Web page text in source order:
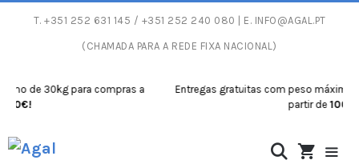
T. +351 252 631 145 / +351 252 240 080 | E. INFO@AGAL.PT
(CHAMADA PARA A REDE FIXA NACIONAL)
de 30kg para compras a
Entregas gratuitas com peso máximo de
partir de100€!